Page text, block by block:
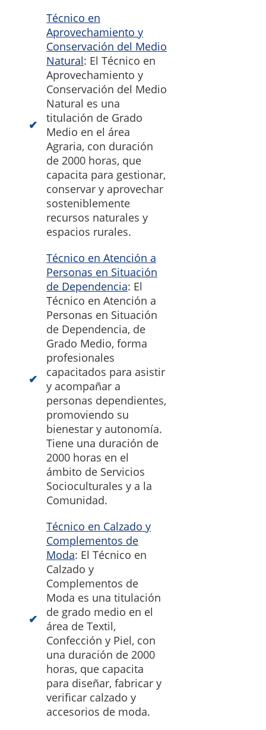
Técnico en
Aprovechamiento y
Conservación del Medio
Natural: El Técnico en
Aprovechamiento y
Conservación del Medio
Natural es una
titulación de Grado
Medio en el área
Agraria, con duración
de 2000 horas, que
capacita para gestionar,
conservar y aprovechar
sosteniblemente
recursos naturales y
espacios rurales.
Técnico en Atención a
Personas en Situación
de Dependencia: El
Técnico en Atención a
Personas en Situación
de Dependencia, de
Grado Medio, forma
profesionales
capacitados para asistir
y acompañar a
personas dependientes,
promoviendo su
bienestar y autonomía.
Tiene una duración de
2000 horas en el
ámbito de Servicios
Socioculturales y a la
Comunidad.
Técnico en Calzado y
Complementos de
Moda: El Técnico en
Calzado y
Complementos de
Moda es una titulación
de grado medio en el
área de Textil,
Confección y Piel, con
una duración de 2000
horas, que capacita
para diseñar, fabricar y
verificar calzado y
accesorios de moda.